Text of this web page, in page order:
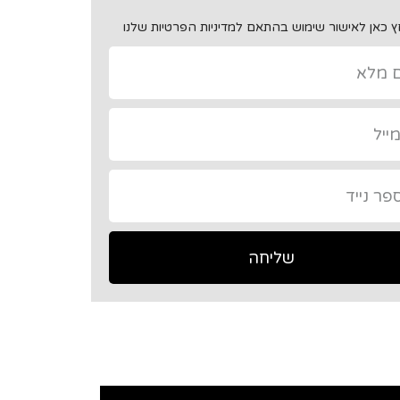
כאן לאישור שימוש בהתאם למדיניות הפרטיות שלנו
שליחה